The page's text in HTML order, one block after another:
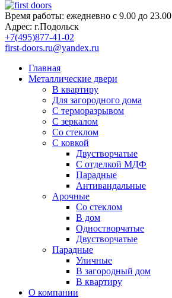
Время работы: ежедневно с 9.00 до 23.00
Адрес: г.Подольск
+7(495)877-41-02
first-doors.ru@yandex.ru
Главная
Металлические двери
В квартиру
Для загородного дома
С терморазрывом
С зеркалом
Со стеклом
С ковкой
Двустворчатые
С отделкой МДФ
Парадные
Антивандальные
Арочные
Со стеклом
В дом
Одностворчатые
Двустворчатые
Парадные
Уличные
В загородный дом
В квартиру
О компании